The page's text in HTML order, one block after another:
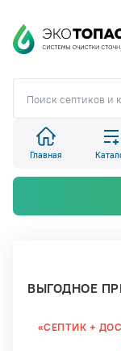
Главная
ВЫГОДНОЕ
«СЕПТИК +